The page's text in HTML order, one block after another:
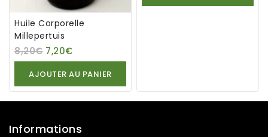
Huile Corporelle
Millepertuis
8,20€ 7,20€
AJOUTER AU PANIER
Informations